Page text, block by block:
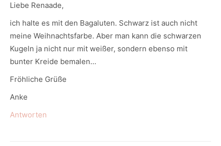
Liebe Renaade,
ich halte es mit den Bagaluten. Schwarz ist auch nicht
meine Weihnachtsfarbe. Aber man kann die schwarzen
Kugeln ja nicht nur mit weißer, sondern ebenso mit
bunter Kreide bemalen…
Fröhliche Grüße
Anke
Antworten